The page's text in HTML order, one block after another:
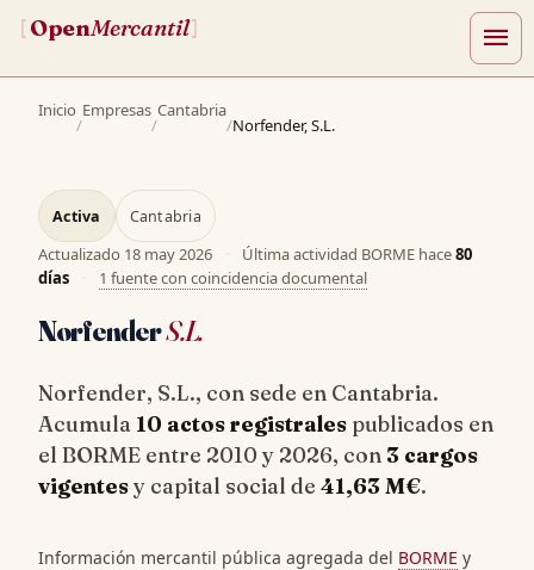
[OpenMercantil] menu
Inicio
/
Empresas
/
Cantabria
/Norfender, S.L.
Activa Cantabria
Actualizado 18 may 2026 · Última actividad BORME hace80
días
· 1 fuente con coincidencia documental
NorfenderS.L.
Norfender, S.L., con sede en Cantabria.
Acumula 10 actos registrales publicados en
el BORME entre 2010 y 2026, con 3 cargos
vigentesy capital social de 41,63 M€.
Información mercantil pública agregada del BORME y